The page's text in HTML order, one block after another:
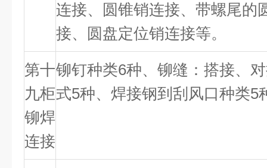
连接、圆锥销连接、带螺尾的
接、圆盘定位销连接等。
第十
九柜
铆焊
连接
铆钉种类6种、铆缝：搭接、
式5种、焊接钢到刮风口种类5